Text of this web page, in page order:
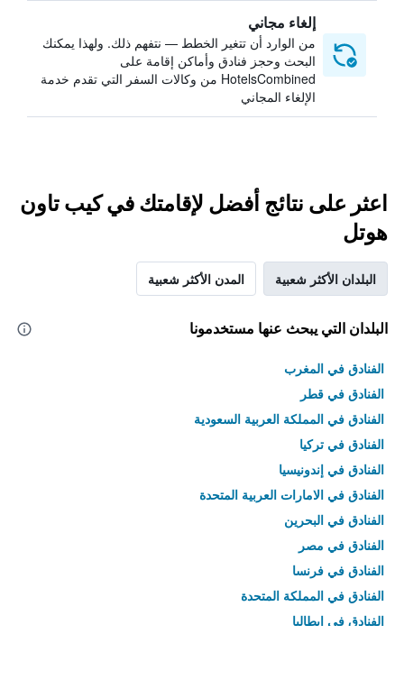
إلغاء مجاني
من الوارد أن تتغير الخطط — نتفهم ذلك. ولهذا يمكنك
البحث وحجز فنادق وأماكن إقامة على
HotelsCombined من وكالات السفر التي تقدم خدمة
الإلغاء المجاني
اعثر على نتائج أفضل لإقامتك في كيب تاون
هوتل
البلدان الأكثر شعبية المدن الأكثر شعبية
البلدان التي يبحث عنها مستخدمونا
الفنادق في المغرب
الفنادق في قطر
الفنادق في المملكة العربية السعودية
الفنادق في تركيا
الفنادق في إندونيسيا
الفنادق في الامارات العربية المتحدة
الفنادق في البحرين
الفنادق في مصر
الفنادق في فرنسا
الفنادق في المملكة المتحدة
الفنادق في إيطاليا